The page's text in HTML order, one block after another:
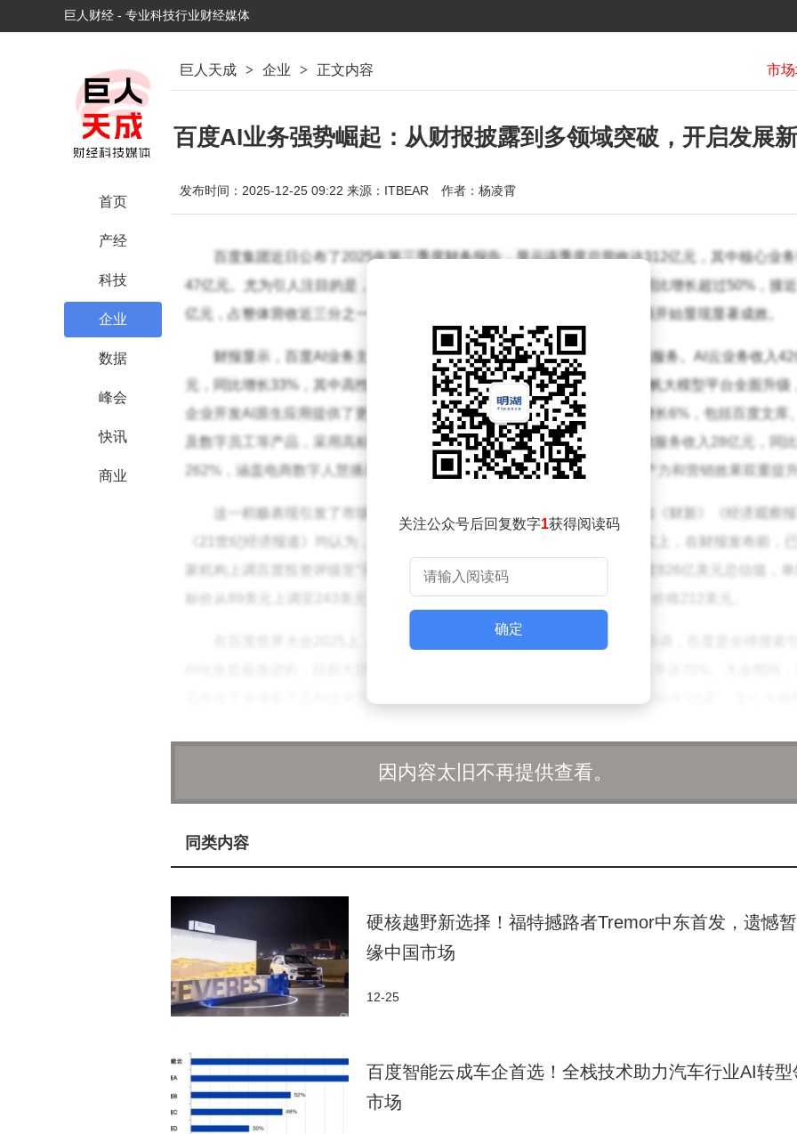
巨人财经 - 专业科技行业财经媒体
首页
产经
科技
企业
数据
峰会
快讯
商业
巨人天成 > 企业 > 正文内容
百度AI业务强势崛起：从财报披露到多领域突破，开启发展
发布时间：2025-12-25 09:22 来源：ITBEAR 作者：杨凌霄
百度集团近日公布了2025年第三季度财务报告，显示该季度总营收达312亿元，其中核心业务
47亿元。尤为引人注目的是，公司首次披露了AI业务收入情况，相关营收同比增长超过50%，接近
亿元，占整体营收近三分之一。这一数据标志着百度在人工智能领域的布局开始显现显著成效。
财报显示，百度AI业务主要分为三大板块：AI云、AI应用和AI原生营销服务。AI云业务收入42
元，同比增长33%，其中高性能计算基础设施订阅收入增长128%。百度千帆大模型平台全面升级
企业开发AI原生应用提供了更高效的工具。AI应用业务收入26亿元，同比增长6%，包括百度文库
及数字员工等产品，采用高粘性订阅模式，持续创造稳定收入。AI原生营销服务收入28亿元，同
262%，涵盖电商数字人慧播星和商家智能体业务“巧舱”，帮助客户实现生产力和营销效果双重提升
这一积极表现引发了市场对百度价值重估的讨论。多家权威财经媒体如《财新》《经济观察报
《21世纪经济报道》均认为，当前是对百度进行价值重估的合适时机。事实上，在财报发布前，已
家机构上调百度投资评级至“买入”，其中5家为首次上调。华泰证券给予百度826亿美元总估值，单
标价从89美元上调至243美元；高盛则认为百度股价潜在涨幅达75%，目标价格212美元。
还推出了多项新产品和技术升级，包括实时互动型数字人、自我演化超级智能体“伐谋”、文心大模
传统搜索引擎业务也在发生深刻变革。今年7月，百度搜索框升级为智能框，截至9月，百度文
是，AI原生营销服务正成为新的增长点，双十一期间电商组件日交易额峰值接近600万元，面向广
自动驾驶业务同样表现亮眼。财报显示，萝卜快跑第三季度全球出行服务次数达310万，同比
12%，10月每周全无人单量超25万。截至11月，累计服务次数超1700万，覆盖全球22座城市，全
驾驶里程突破1.4亿公里。李彦宏在业绩会上透露，部分城市已实现正向单位经济效益，预计明年
多城市达成这一目标，显示该业务具备持续盈利潜力。
百度智能云和昆仑芯业务也取得重要进展。凭借全栈AI云能力，百度智能云连续六年位居中国
服务市场份额第一，并在政务大模型平台市场排名领先。昆仑芯今年7月完成D轮融资，8月中标
动十亿级集采项目，标志着国产AI芯片在大型基础设施项目中的突破。公司还宣布，昆仑芯两款下
关注公众号后回复数字1获得阅读码
确定
因内容太旧不再提供查看。
同类内容
硬核越野新选择！福特撼路者Tremor中东首发，遗憾
缘中国市场
12-25
百度智能云成车企首选！全栈技术助力汽车行业AI转型
市场